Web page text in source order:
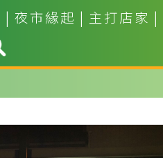
| 夜市緣起 | 主打店家 |